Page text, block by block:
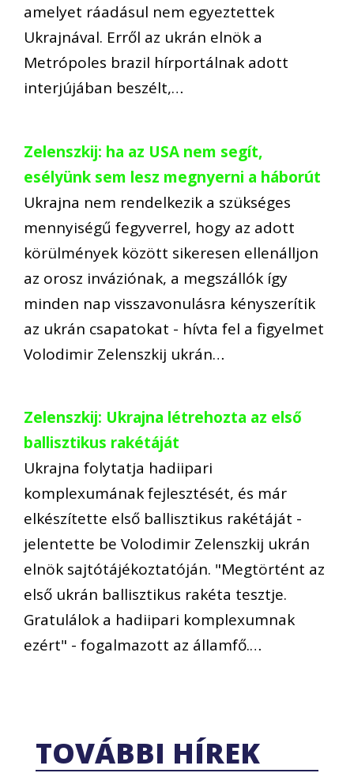
amelyet ráadásul nem egyeztettek
Ukrajnával. Erről az ukrán elnök a
Metrópoles brazil hírportálnak adott
interjújában beszélt,…
Zelenszkij: ha az USA nem segít,
esélyünk sem lesz megnyerni a háborút
Ukrajna nem rendelkezik a szükséges
mennyiségű fegyverrel, hogy az adott
körülmények között sikeresen ellenálljon
az orosz inváziónak, a megszállók így
minden nap visszavonulásra kényszerítik
az ukrán csapatokat - hívta fel a figyelmet
Volodimir Zelenszkij ukrán…
Zelenszkij: Ukrajna létrehozta az első
ballisztikus rakétáját
Ukrajna folytatja hadiipari
komplexumának fejlesztését, és már
elkészítette első ballisztikus rakétáját -
jelentette be Volodimir Zelenszkij ukrán
elnök sajtótájékoztatóján. "Megtörtént az
első ukrán ballisztikus rakéta tesztje.
Gratulálok a hadiipari komplexumnak
ezért" - fogalmazott az államfő.…
TOVÁBBI HÍREK